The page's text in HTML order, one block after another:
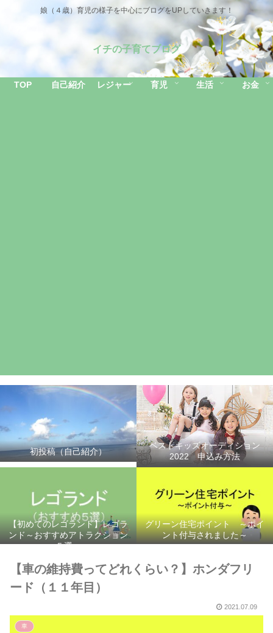
娘（４歳）育児の様子を中心にブログをUPしていきます！
イチの子育てブログ
TOP 自己紹介 レジャー 育児 生活 お金
初投稿（自己紹介）
ベストキッズオーディション
2022 申込み方法
【初めてのレゴランド】レゴラ
ンド～おすすめアトラクション
５選～
グリーン住宅ポイント ～ポイ
ント付与されました～
【車の維持費ってどれくらい？】ホンダフリ
ード（１１年目）
2021.07.09
車